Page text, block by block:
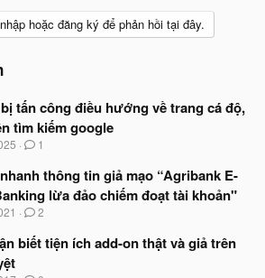
hoặc đăng ký để phản hồi tại đây.
tấn công điều hướng về trang cá độ,
tìm kiếm google
1
thông tin giả mạo “Agribank E-
lừa đảo chiếm đoạt tài khoản"
2
biết tiện ích add-on thật và giả trên